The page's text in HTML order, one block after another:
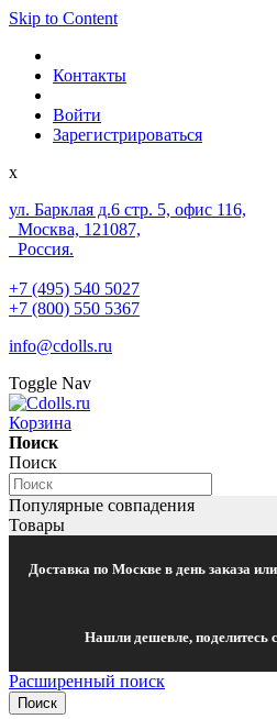
Skip to Content
Контакты
Войти
Зарегистрироваться
x
ул. Барклая д.6 стр. 5, офис 116,
Москва, 121087,
Россия.
+7 (495) 540 5027
+7 (800) 550 5367
info@cdolls.ru
Toggle Nav
Корзина
Поиск
Поиск
Популярные совпадения
Товары
Доставка по Москве в день заказа
Нашли дешевле, поделитесь
Расширенный поиск
Поиск